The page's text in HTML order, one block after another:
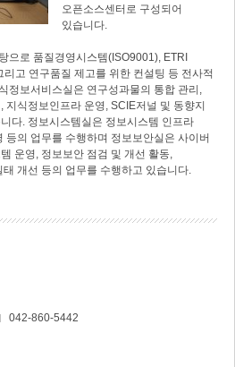
오픈소스센터로 구성되어
있습니다.
으로 품질경영시스템(ISO9001), ETRI
고 연구품질 제고를 위한 컨설팅 등 전사적
정보서비스실은 연구성과물의 통합 관리,
지식정보인프라 운영, SCIE저널 및 동향지
다. 정보시스템실은 정보시스템 인프라
등의 업무를 수행하며 정보보안실은 사이버
운영, 정보보안 점검 및 개선 활동,
개선 등의 업무를 수행하고 있습니다.
042-860-5442